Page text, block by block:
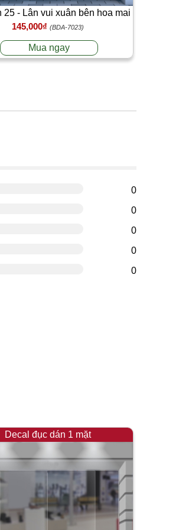
25 - Lân vui xuân bên hoa mai
145,000₫ (BDA-7023)
Mua ngay
0
0
0
0
0
Decal đục dán 1 mặt